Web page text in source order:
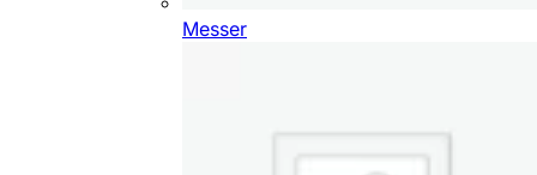
Messer